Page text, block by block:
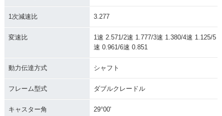
1次減速比 3.277
変速比
1速 2.571/2速 1.777/3速 1.380/4速 1.125/5
速 0.961/6速 0.851
動力伝達方式 シャフト
フレーム型式 ダブルクレードル
キャスター角 29°00'